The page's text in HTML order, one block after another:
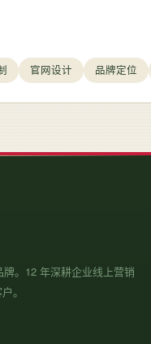
官网设计 品牌定位
。12 年深耕企业线上营销
。